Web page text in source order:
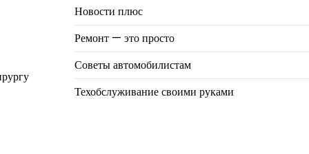
Новости плюс
Ремонт — это просто
Советы автомобилистам
Техобслуживание своими руками